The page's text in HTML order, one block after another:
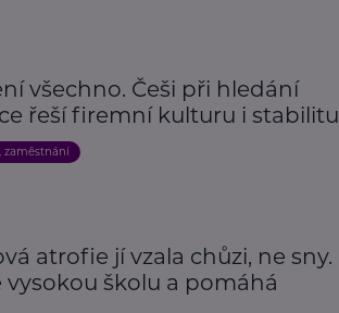
všechno. Češi při hledání
řeší firemní kulturu i stabilitu
zaměstnání
atrofie jí vzala chůzi, ne sny.
školu a pomáhá